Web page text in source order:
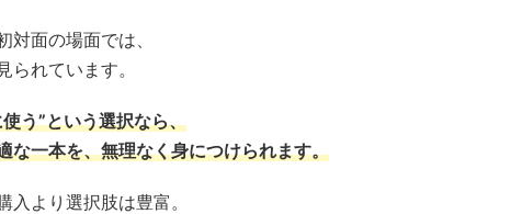
対面の場面では、
られています。
う”という選択なら、
な一本を、無理なく身につけられます。
入より選択肢は豊富。